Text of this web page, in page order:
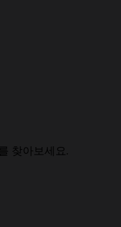
찾아보세요.